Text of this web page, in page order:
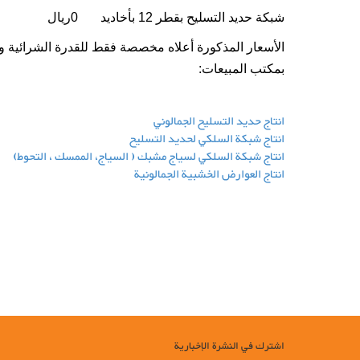
شبكة حديد التسليح بقطر 12 بأخاديد 0ریال
بمكتب المبيعات:
انتاج حديد التسليح الجمالوني
انتاج شبكة السلكي لحديد التسليح
انتاج شبكة السلكي لسياج مشبك ( السياج، الممسك ، التحوط)
انتاج العوارض الخشبية الجمالونية
اشترك في النشرة الإخبارية